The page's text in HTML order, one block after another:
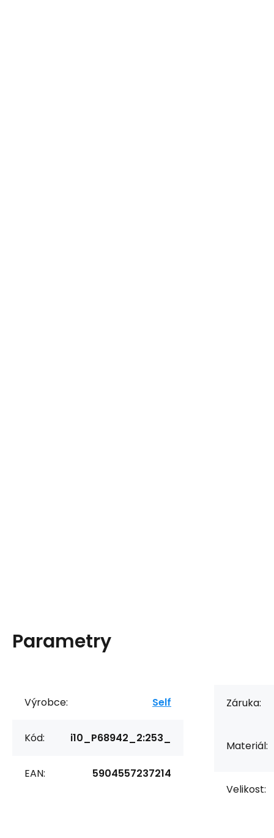
Parametry
Výrobce: Self
Kód: i10_P68942_2:253_
EAN: 5904557237214
Záruka:
Materiál:
Velikost: